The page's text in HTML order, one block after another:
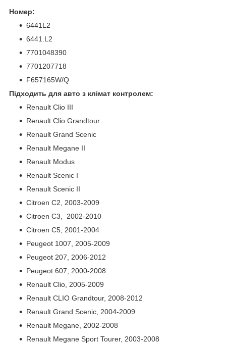
Номер:
6441L2
6441.L2
7701048390
7701207718
F657165W/Q
Підходить для авто з клімат контролем:
Renault Clio III
Renault Clio Grandtour
Renault Grand Scenic
Renault Megane II
Renault Modus
Renault Scenic I
Renault Scenic II
Citroen C2, 2003-2009
Citroen C3, 2002-2010
Citroen C5, 2001-2004
Peugeot 1007, 2005-2009
Peugeot 207, 2006-2012
Peugeot 607, 2000-2008
Renault Clio, 2005-2009
Renault CLIO Grandtour, 2008-2012
Renault Grand Scenic, 2004-2009
Renault Megane, 2002-2008
Renault Megane Sport Tourer, 2003-2008